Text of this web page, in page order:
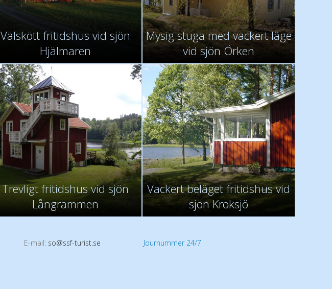
Välskött fritidshus vid sjön
Hjälmaren
Mysig stuga med vackert läge
vid sjön Örken
Trevligt fritidshus vid sjön
Långrammen
Vackert beläget fritidshus vid
sjön Kroksjö
E-mail: so@ssf-turist.se Journummer 24/7